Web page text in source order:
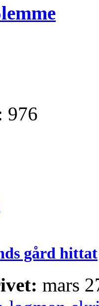
976
gård hittat
mars